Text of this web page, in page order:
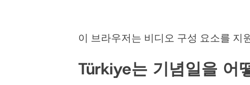
이 브라우저는 비디오 구성 요소를 지
Türkiye는 기념일을 어